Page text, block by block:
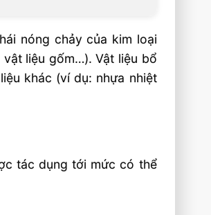
nóng chảy của kim loại
liệu gốm…). Vật liệu bổ
khác (ví dụ: nhựa nhiệt
tác dụng tới mức có thể